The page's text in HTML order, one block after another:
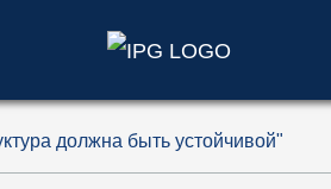
должна быть устойчивой"